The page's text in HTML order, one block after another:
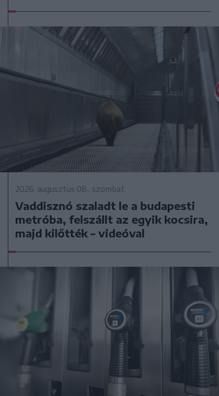
2026. augusztus 08., szombat
Vaddisznó szaladt le a budapesti
metróba, felszállt az egyik kocsira,
majd kilőtték – videóval